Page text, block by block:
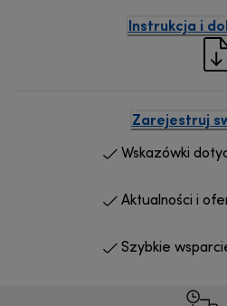
Instrukcja i
Zarejestruj
Wskazówki
Aktualności i
Szybkie